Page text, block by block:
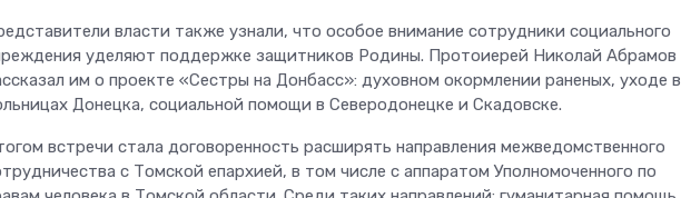
власти также узнали, что особое внимание сотрудники социального
уделяют поддержке защитников Родины. Протоиерей Николай Абрамов
им о проекте «Сестры на Донбасс»: духовном окормлении раненых, уходе в
Донецка, социальной помощи в Северодонецке и Скадовске.
встречи стала договоренность расширять направления межведомственного
с Томской епархией, в том числе с аппаратом Уполномоченного по